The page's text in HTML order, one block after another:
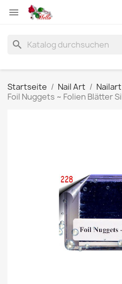

search
Startseite Nail Art
Foil Nuggets ~ Folien Blätter